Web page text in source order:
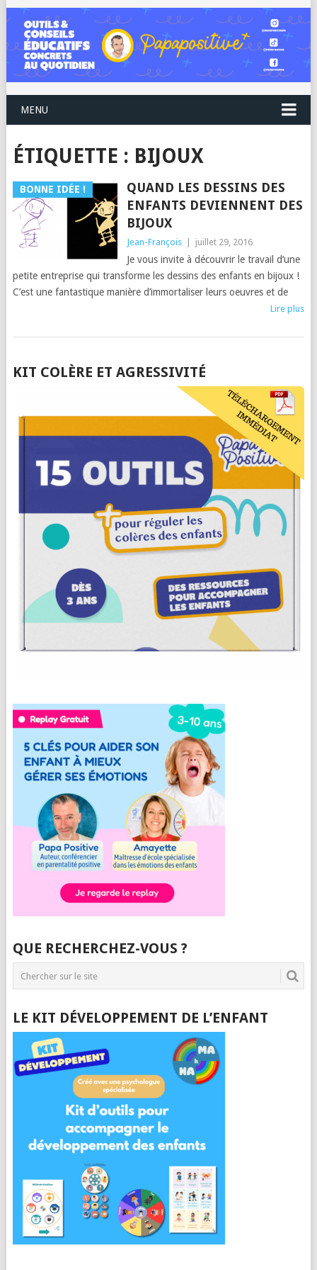
MENU
ÉTIQUETTE : BIJOUX
BONNE IDÉE !
QUAND LES DESSINS DES
ENFANTS DEVIENNENT DES
BIJOUX
Jean-François juillet 29, 2016
Je vous invite à découvrir le travail d’une
petite entreprise qui transforme les dessins des enfants en bijoux !
C’est une fantastique manière d’immortaliser leurs oeuvres et de
Lire plus
POSTS
KIT COLÈRE ET AGRESSIVITÉ
QUE RECHERCHEZ-VOUS ?
LE KIT DÉVELOPPEMENT DE L’ENFANT